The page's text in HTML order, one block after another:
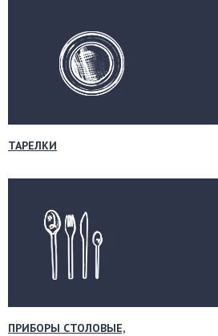
ТАРЕЛКИ
ПРИБОРЫ СТОЛОВЫЕ,